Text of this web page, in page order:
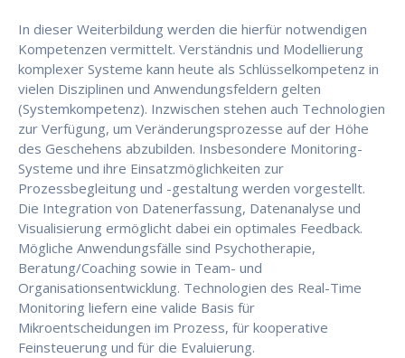
In dieser Weiterbildung werden die hierfür notwendigen
Kompetenzen vermittelt. Verständnis und Modellierung
komplexer Systeme kann heute als Schlüsselkompetenz in
vielen Disziplinen und Anwendungsfeldern gelten
(Systemkompetenz). Inzwischen stehen auch Technologien
zur Verfügung, um Veränderungsprozesse auf der Höhe
des Geschehens abzubilden. Insbesondere Monitoring-
Systeme und ihre Einsatzmöglichkeiten zur
Prozessbegleitung und -gestaltung werden vorgestellt.
Die Integration von Datenerfassung, Datenanalyse und
Visualisierung ermöglicht dabei ein optimales Feedback.
Mögliche Anwendungsfälle sind Psychotherapie,
Beratung/Coaching sowie in Team- und
Organisationsentwicklung. Technologien des Real-Time
Monitoring liefern eine valide Basis für
Mikroentscheidungen im Prozess, für kooperative
Feinsteuerung und für die Evaluierung.